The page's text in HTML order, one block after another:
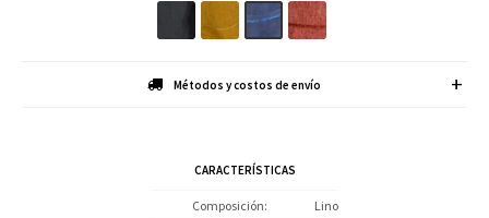
Métodos y costos de envío
CARACTERÍSTICAS
Composición Lino